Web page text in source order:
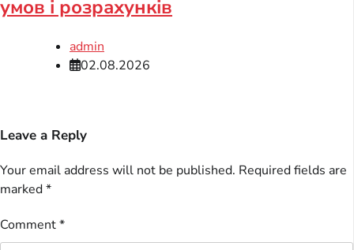
умов і розрахунків
admin
02.08.2026
Leave a Reply
Your email address will not be published. Required fields are
marked*
Comment*